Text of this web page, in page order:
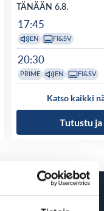
TÄNÄÄN 6.8.
17:45
EN FI&SV
20:30
PRIME EN FI&SV
Katso kaikki
Tutustu ja